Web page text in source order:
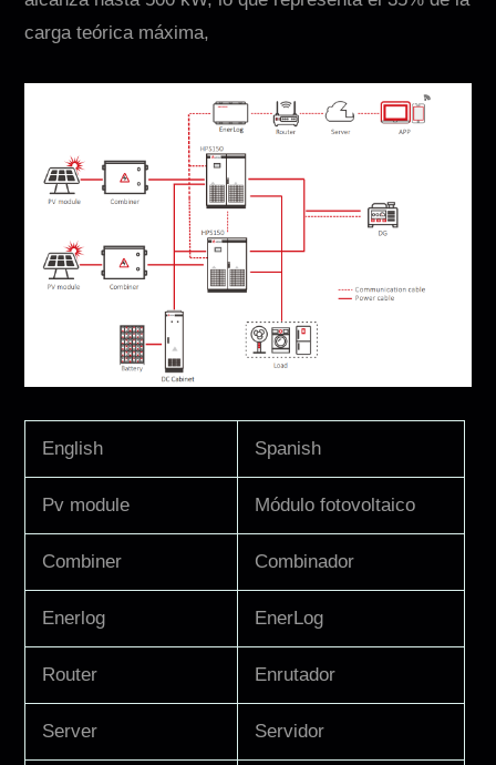
carga teórica máxima,
English Spanish
Pv module Módulo fotovoltaico
Combiner Combinador
Enerlog EnerLog
Router Enrutador
Server Servidor